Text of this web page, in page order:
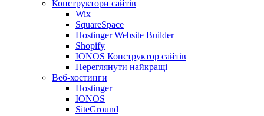
Конструктори сайтів
Wix
SquareSpace
Hostinger Website Builder
Shopify
IONOS Конструктор сайтів
Переглянути найкращі
Веб-хостинги
Hostinger
IONOS
SiteGround